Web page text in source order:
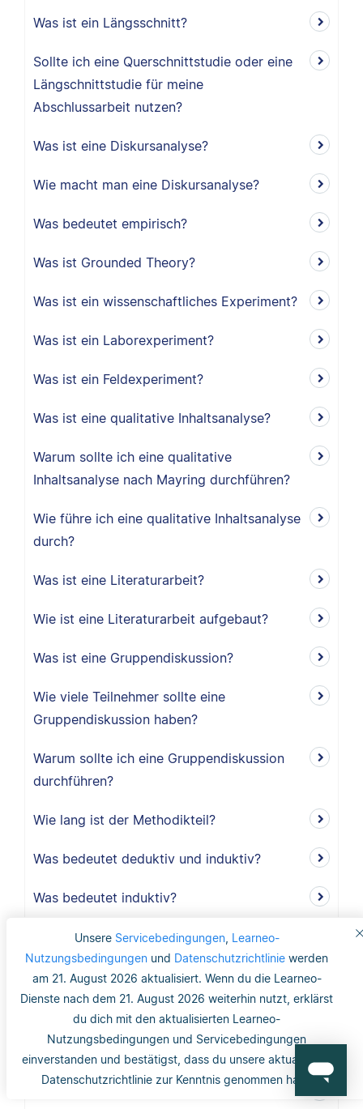
Unsere Servicebedingungen, Learneo-
Nutzungsbedingungen und Datenschutzrichtlinie werden
am 21. August 2026 aktualisiert. Wenn du die Learneo-
Dienste nach dem 21. August 2026 weiterhin nutzt, erklärst
du dich mit den aktualisierten Learneo-
Nutzungsbedingungen und Servicebedingungen
einverstanden und bestätigst, dass du unsere aktualisierte
Datenschutzrichtlinie zur Kenntnis genommen hast.
Was ist ein Längsschnitt?
Sollte ich eine Querschnittstudie oder eine
Längschnittstudie für meine
Abschlussarbeit nutzen?
Was ist eine Diskursanalyse?
Wie macht man eine Diskursanalyse?
Was bedeutet empirisch?
Was ist Grounded Theory?
Was ist ein wissenschaftliches Experiment?
Was ist ein Laborexperiment?
Was ist ein Feldexperiment?
Was ist eine qualitative Inhaltsanalyse?
Warum sollte ich eine qualitative
Inhaltsanalyse nach Mayring durchführen?
Wie führe ich eine qualitative Inhaltsanalyse
durch?
Was ist eine Literaturarbeit?
Wie ist eine Literaturarbeit aufgebaut?
Was ist eine Gruppendiskussion?
Wie viele Teilnehmer sollte eine
Gruppendiskussion haben?
Warum sollte ich eine Gruppendiskussion
durchführen?
Wie lang ist der Methodikteil?
Was bedeutet deduktiv und induktiv?
Was bedeutet induktiv?
Was bedeutet deduktiv?
Was ist Validität?
Was ist interne Validität?
Was versteht man unter Validität?